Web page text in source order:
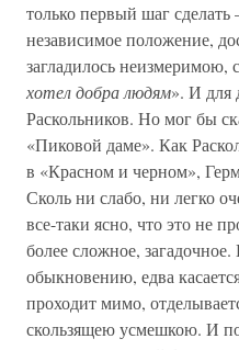
только первый шаг сделать
независимое положение,
загладилось неизмеримою,
хотел добра людям». И для
Раскольников. Но мог бы
«Пиковой даме». Как
в «Красном и черном»,
Сколь ни слабо, ни легко
все-таки ясно, что это не
более сложное,
обыкновению, едва
проходит мимо,
скользящею усмешкою. И